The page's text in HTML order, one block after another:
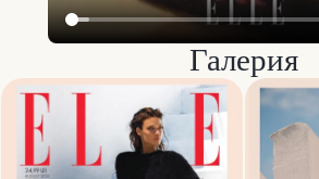
Галерия